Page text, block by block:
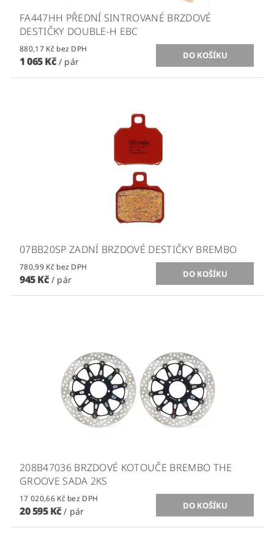
FA447HH PŘEDNÍ SINTROVANÉ BRZDOVÉ
DESTIČKY DOUBLE-H EBC
880,17 Kč bez DPH
1 065 Kč / pár
07BB20SP ZADNÍ BRZDOVÉ DESTIČKY BREMBO
780,99 Kč bez DPH
945 Kč / pár
208B47036 BRZDOVÉ KOTOUČE BREMBO THE
GROOVE SADA 2KS
17 020,66 Kč bez DPH
20 595 Kč/ pár